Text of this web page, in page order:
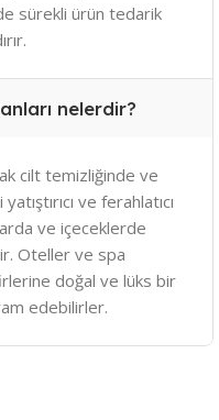
sürekli ürün tedarik
nelerdir?
cilt temizliğinde ve
ve ferahlatıcı
ve içeceklerde
Oteller ve spa
doğal ve lüks bir
edebilirler.